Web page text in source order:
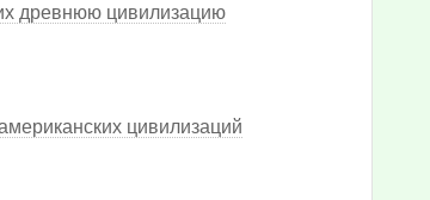
древнюю цивилизацию
цивилизаций